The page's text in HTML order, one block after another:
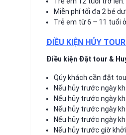
Miễn phí tối đa 2 bé
Trẻ em từ 6 – 11 tuổi
ĐIỀU KIỆN HỦY
Điều kiện Đặt tour &
Qúy khách cần đặt
Nếu hủy trước ngày
Nếu hủy trước ngày
Nếu hủy trước ngày
Nếu hủy trước ngày
Nếu hủy trước giờ